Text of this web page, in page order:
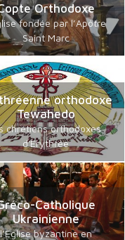
Orthodoxe
fondée par l’Apôtre
Saint Marc
orthodoxe
Tewahedo
chrétiens orthodoxes
d'Erythrée
Catholique
Ukrainienne
l’Eglise byzantine en